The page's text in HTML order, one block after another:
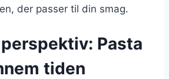
der passer til din smag.
Pasta
tiden